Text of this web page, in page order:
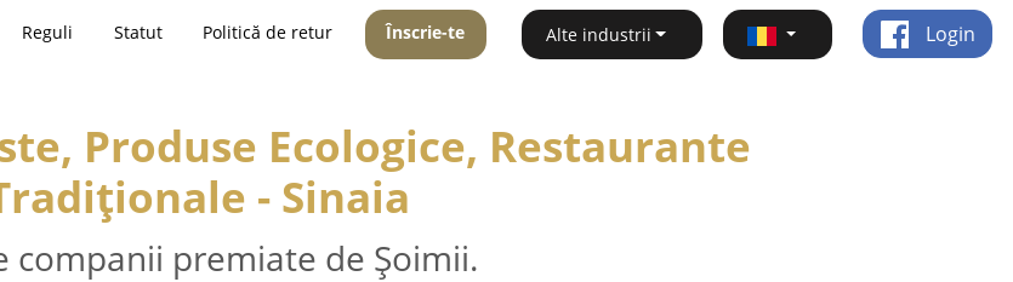
Reguli Statut Politică de retur Înscrie-te Alte industrii Login
Produse Ecologice, Restaurante
- Sinaia
companii premiate de Șoimii.